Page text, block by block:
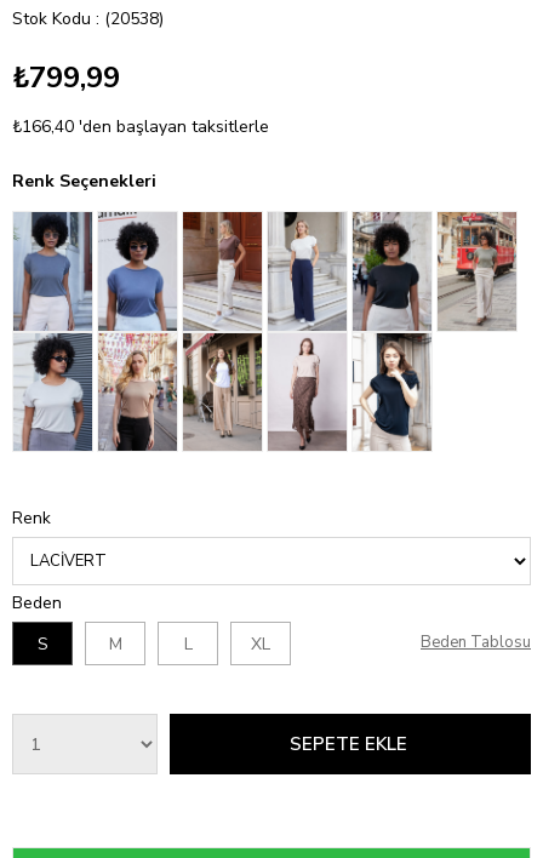
Stok Kodu (20538)
₺799,99
₺166,40 'den başlayan taksitlerle
Renk Seçenekleri
Renk
Beden
S
M L XL Beden Tablosu